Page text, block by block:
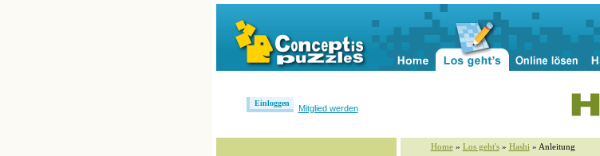
Einloggen
Mitglied werden
Home » Los geht's » Hashi » Anleitung